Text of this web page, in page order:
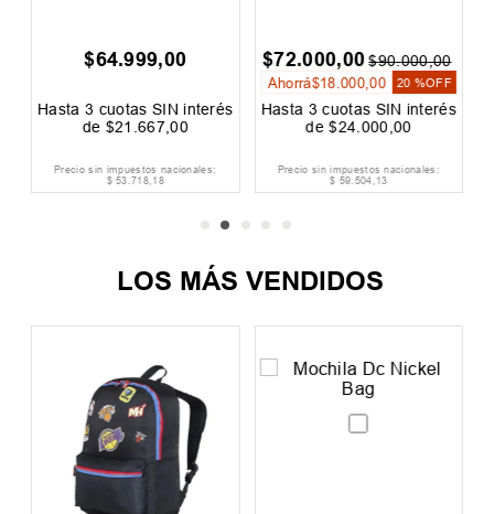
$64.999,00
Hasta 3 cuotas SIN interés
de $21 667,00
Precio sin impuestos nacionales:
$ 53.718,18
$72.000,00 $90.000,00
Ahorrá$18 000,00 20 %OFF
Hasta 3 cuotas SIN interés
de$24 000 00
Precio sin impuestos nacionales:
$ 59.504,13
LOS MÁS VENDIDOS